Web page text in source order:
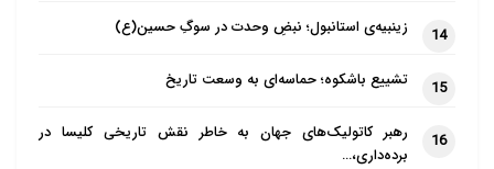
14 زینبیه‌ی استانبول؛ نبضِ وحدت در سوگِ حسین(ع)
15 تشییع باشکوه؛ حماسه‌ای به وسعت تاریخ
16
رهبر کاتولیک‌های جهان به خاطر نقش تاریخی کلیسا در
برده‌داری،…